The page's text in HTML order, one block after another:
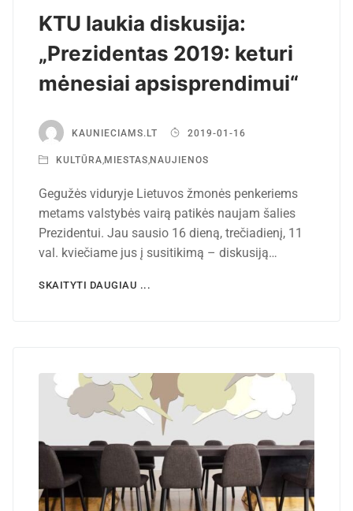
KTU laukia diskusija:
„Prezidentas 2019: keturi
mėnesiai apsisprendimui“
KAUNIECIAMS.LT 2019-01-16
KULTŪRA,MIESTAS,NAUJIENOS
Gegužės viduryje Lietuvos žmonės penkeriems
metams valstybės vairą patikės naujam šalies
Prezidentui. Jau sausio 16 dieną, trečiadienį, 11
val. kviečiame jus į susitikimą – diskusiją…
SKAITYTI DAUGIAU ...